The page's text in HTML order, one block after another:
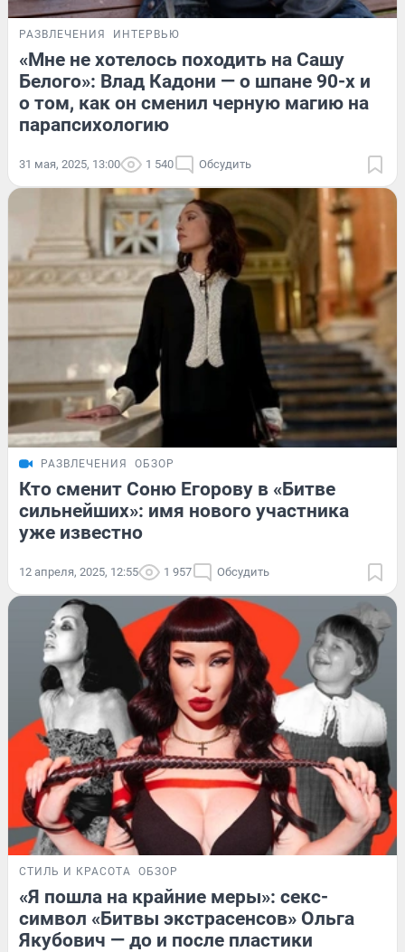
РАЗВЛЕЧЕНИЯ ИНТЕРВЬЮ
«Мне не хотелось походить на Сашу
Белого»: Влад Кадони — о шпане 90-х и
о том, как он сменил черную магию на
парапсихологию
31 мая, 2025, 13:00 1 540 Обсудить
РАЗВЛЕЧЕНИЯ ОБЗОР
Кто сменит Соню Егорову в «Битве
сильнейших»: имя нового участника
уже известно
12 апреля, 2025, 12:55 1 957 Обсудить
СТИЛЬ И КРАСОТА ОБЗОР
«Я пошла на крайние меры»: секс-
символ «Битвы экстрасенсов» Ольга
Якубович — до и после пластики